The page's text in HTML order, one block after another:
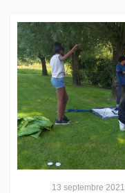
13 septembre 2021